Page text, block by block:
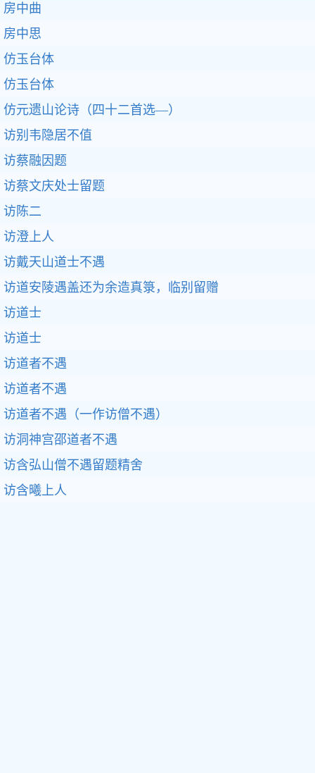
房中曲
房中思
仿玉台体
仿玉台体
仿元遗山论诗（四十二首选—）
访别韦隐居不值
访蔡融因题
访蔡文庆处士留题
访陈二
访澄上人
访戴天山道士不遇
访道安陵遇盖还为余造真箓，临别留赠
访道士
访道士
访道者不遇
访道者不遇
访道者不遇（一作访僧不遇）
访洞神宫邵道者不遇
访含弘山僧不遇留题精舍
访含曦上人